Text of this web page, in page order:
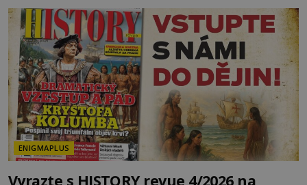
křížem krážem. Je 10. dubna roku 49 př. n. l. a na
břehu říčky Rubikon pronáší Gaius Julius Caesar
svou slavnou vě
ENIGMAPLUS
Vyrazte s HISTORY revue 4/2026 na